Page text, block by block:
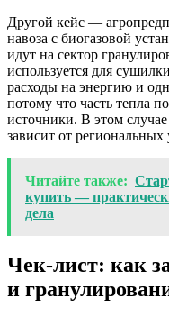
Другой кейс —
навоза с биогазовой
идут на сектор
используется для
расходы на энергию и
потому что часть тепла
источники. В этом
зависит от
Читайте также:
купить —
дела
Чек-лист: как
и